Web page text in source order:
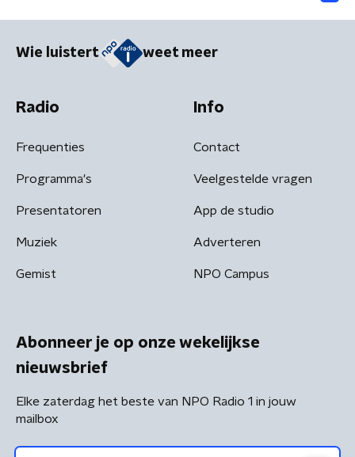
Wie luistert weet meer
Radio
Frequenties
Programma's
Presentatoren
Muziek
Gemist
Info
Contact
Veelgestelde vragen
App de studio
Adverteren
NPO Campus
Abonneer je op onze wekelijkse
nieuwsbrief
Elke zaterdag het beste van NPO Radio 1 in jouw
mailbox